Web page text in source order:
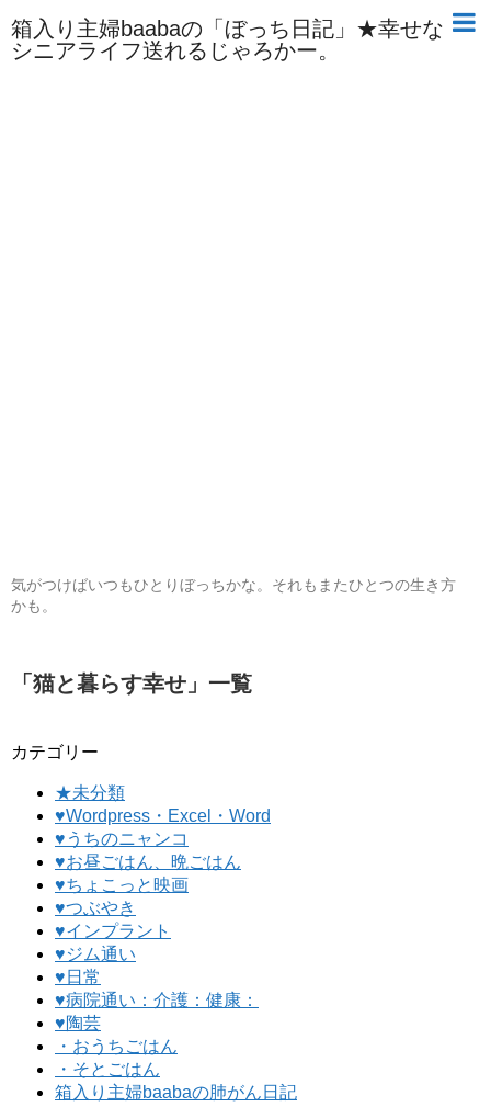
箱入り主婦baabaの「ぼっち日記」★幸せな
シニアライフ送れるじゃろかー。
気がつけばいつもひとりぼっちかな。それもまたひとつの生き方
かも。
「 猫と暮らす幸せ 」 一覧
カテゴリー
★未分類
♥Wordpress・Excel・Word
♥うちのニャンコ
♥お昼ごはん、晩ごはん
♥ちょこっと映画
♥つぶやき
♥インプラント
♥ジム通い
♥日常
♥病院通い：介護：健康：
♥陶芸
・おうちごはん
・そとごはん
箱入り主婦baabaの肺がん日記